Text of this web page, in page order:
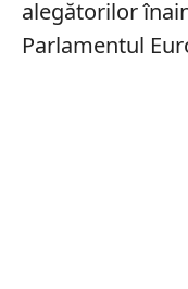
alegătorilor
Parlamentul